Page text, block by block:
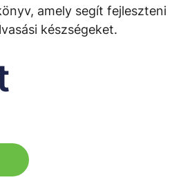
amely segít fejleszteni
készségeket.